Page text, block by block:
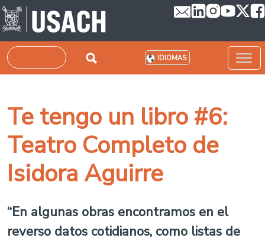
Pasar al contenido principal
Buscar IDIOMAS
Te tengo un libro #6:
Teatro Completo de
Isidora Aguirre
“En algunas obras encontramos en el
reverso datos cotidianos, como listas de